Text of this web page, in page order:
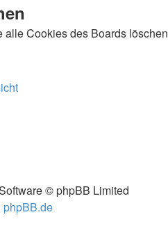
Cookies des Boards löschen
© phpBB Limited
phpBB.de